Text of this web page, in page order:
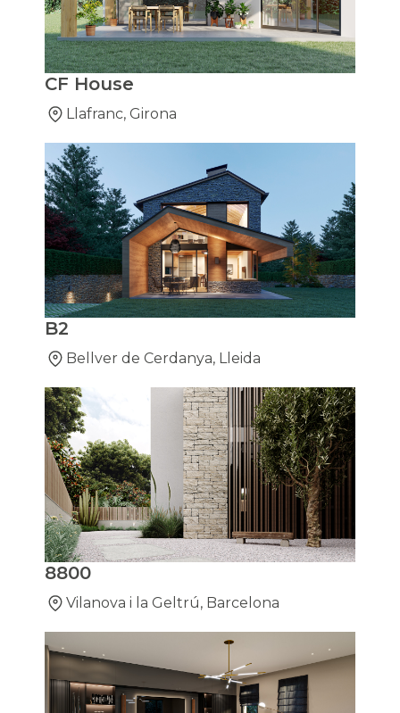
CF House
Llafranc, Girona
B2
Bellver de Cerdanya, Lleida
8800
Vilanova i la Geltrú, Barcelona